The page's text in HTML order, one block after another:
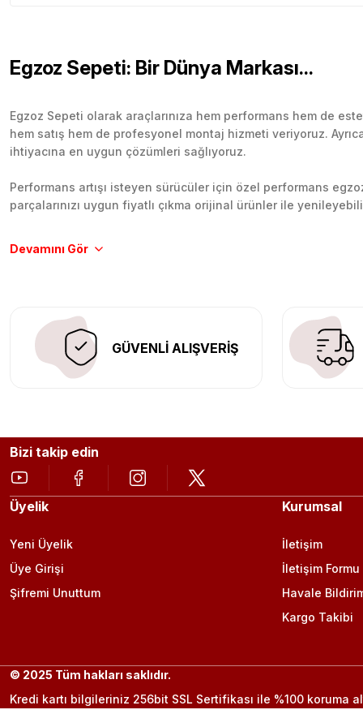
Egzoz Sepeti: Bir Dünya Markası...
Egzoz Sepeti olarak araçlarınıza hem performans hem de
hem satış hem de profesyonel montaj hizmeti veriyoruz.
ihtiyacına en uygun çözümleri sağlıyoruz.
Performans artışı isteyen sürücüler için özel performans
parçalarınızı uygun fiyatlı çıkma orijinal ürünler ile
Tüm ürünlerimiz orijinal, dayanıklı ve uzun ömürlüdür.
GÜVENLİ ALIŞVERİŞ
Bizi takip edin
Üyelik
Yeni Üyelik
Üye Girişi
Şifremi Unuttum
Kurumsal
İletişim
İletişim Formu
Havale
Kargo Takibi
© 2025 Tüm hakları saklıdır.
Kredi kartı bilgileriniz 256bit SSL Sertifikası ile %100 koruma